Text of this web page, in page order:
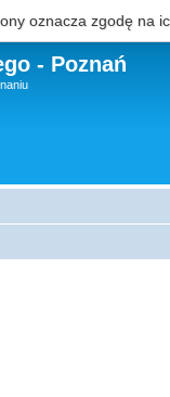
- Poznań
oznacza zgodę na